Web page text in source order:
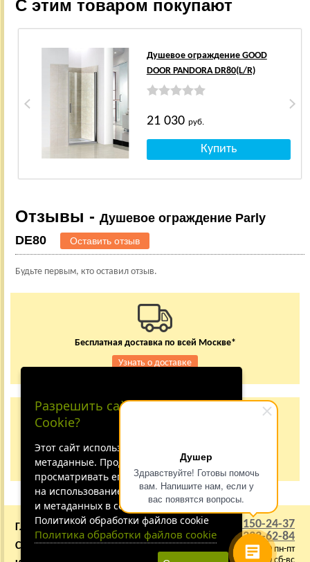
Душер
Здравствуйте! Готовы помочь
вам. Напишите нам, если у
вас появятся вопросы.
С этим товаром покупают
Душевое ограждение GOOD
DOOR PANDORA DR80(L/R)
21 030 руб.
Отзывы - Душевое ограждение Parly
DE80
Оставить отзыв
Будьте первым, кто оставил отзыв.
Бесплатная доставка по всей Москве*
Узнать о доставке
Заказывайте по телефону
Не дозвонились?
+7 (495) 150-24-37
8 (800) 333-62-84
9:00 - 22:00 пн-пт
ГЛАВНАЯ
О КОМПАНИИ
СОТРУДНИЧЕСТВО
ВАКАНСИИ
Разрешить сайту принимать
Cookie?
Этот сайт использует файлы cookie и
метаданные. Продолжая
просматривать его, вы соглашаетесь
на использование нами файлов cookie
и метаданных в соответствии с
Политикой обработки файлов cookie
Политика обработки файлов cookie